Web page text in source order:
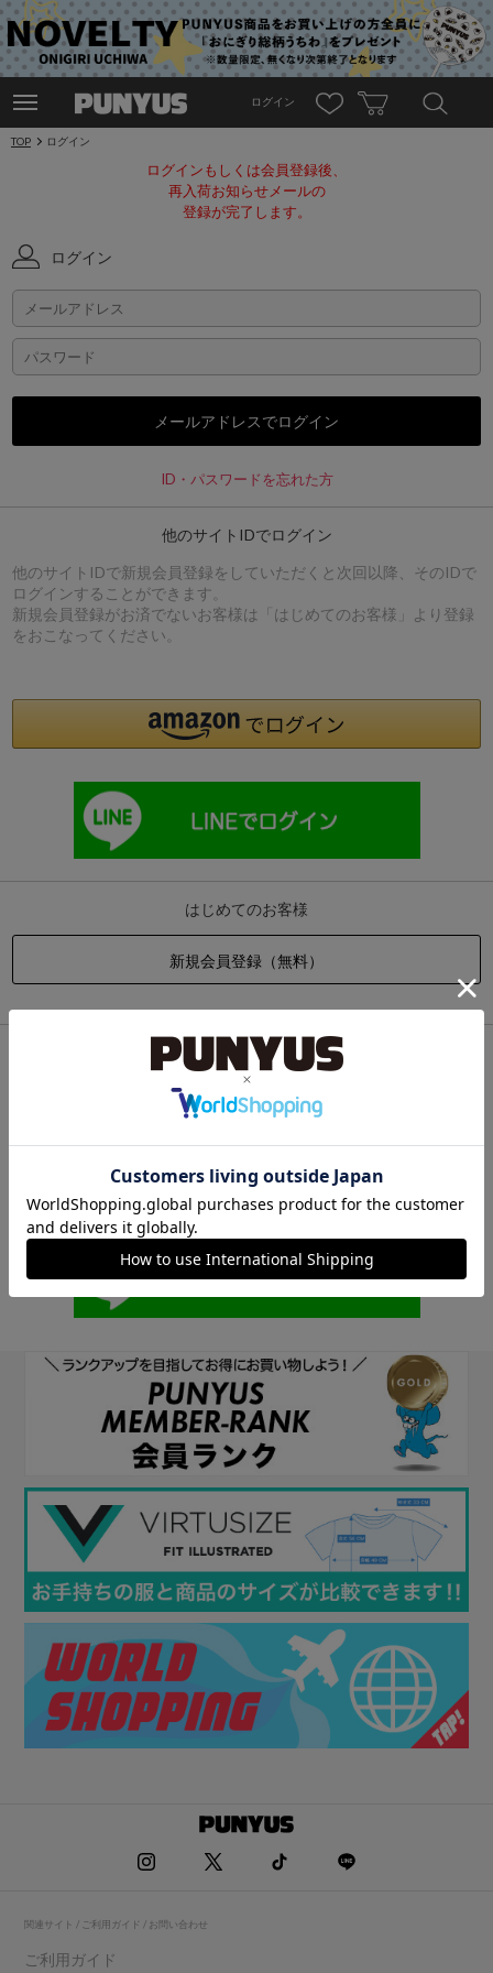
ログイン
TOP ログイン
ログインもしくは会員登録後、
再入荷お知らせメールの
登録が完了します。
ログイン
ID・パスワードを忘れた方
他のサイトIDでログイン
他のサイトIDで新規会員登録をしていただくと次回以降、そのIDで
ログインすることができます。
新規会員登録がお済でないお客様は「はじめてのお客様」より登録
をおこなってください。
はじめてのお客様
他のサイトIDで新規会員登録
他のサイトIDで新規会員登録をしていただくと次回以降、そのIDで
ログインすることができます。
関連サイト / ご利用ガイド / お問い合わせ
ご利用ガイド